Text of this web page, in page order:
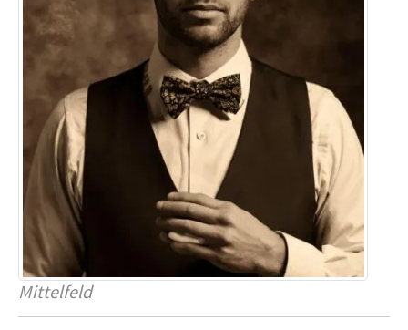
Mittelfeld